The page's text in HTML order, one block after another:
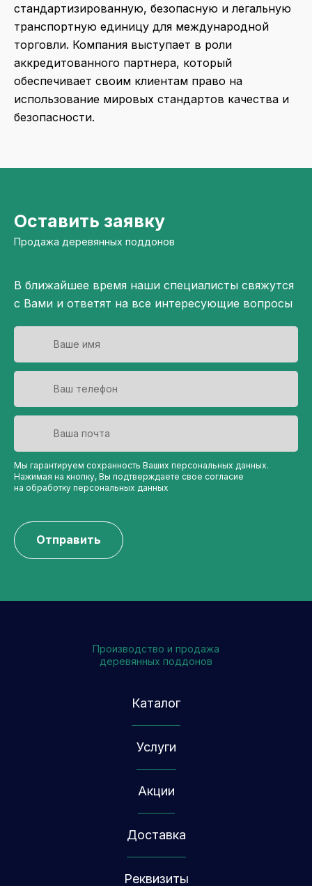
стандартизированную, безопасную и легальную
транспортную единицу для международной
торговли. Компания выступает в роли
аккредитованного партнера, который
обеспечивает своим клиентам право на
использование мировых стандартов качества и
безопасности.
Оставить заявку
Продажа деревянных поддонов
В ближайшее время наши специалисты свяжутся
с Вами и ответят на все интересующие вопросы
Мы гарантируем сохранность Ваших персональных данных.
Нажимая на кнопку, Вы подтверждаете свое согласие
на обработку персональных данных
Отправить
Производство и продажа
деревянных поддонов
Каталог
Услуги
Акции
Доставка
Реквизиты